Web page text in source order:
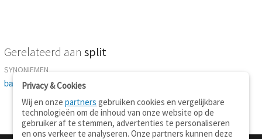
Gerelateerd aan split
SYNONIEMEN
barst-gaping-kier-kloof
Privacy & Cookies
Wij en onzepartners gebruiken cookies en vergelijkbare
technologieën om de inhoud van onze website op de
gebruiker af te stemmen, advertenties te personaliseren
en ons verkeer te analyseren. Onze partners kunnen deze